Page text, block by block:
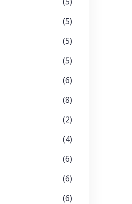
(5)
(5)
(5)
(6)
(8)
(2)
(4)
(6)
(6)
(6)